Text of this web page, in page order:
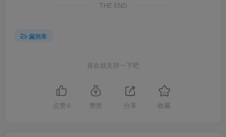
THE END
漏洞库
喜欢就支持一下吧
点赞 0 赞赏 分享 收藏